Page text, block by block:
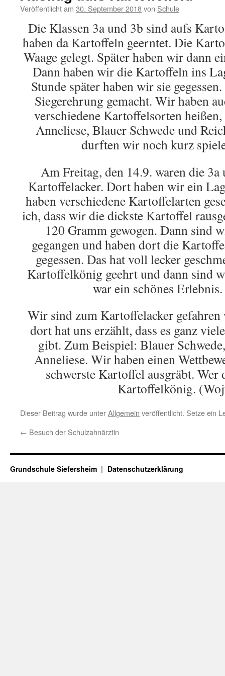
Veröffentlicht am 30. September 2018von Schule
Die Klassen 3a und 3b sind aufs
haben da Kartoffeln geerntet. Die
Waage gelegt. Später haben wir dann
Dann haben wir die Kartoffeln ins
Stunde später haben wir sie
Siegerehrung gemacht. Wir haben
verschiedene Kartoffelsorten
Anneliese, Blauer Schwede und
durften wir noch kurz
Am Freitag, den 14.9. waren die
Kartoffelacker. Dort haben wir ein
haben verschiedene Kartoffelarten
ich, dass wir die dickste Kartoffel
120 Gramm gewogen. Dann sind
gegangen und haben dort die
gegessen. Das hat voll lecker
Kartoffelkönig geehrt und dann sind
war ein schönes
Wir sind zum Kartoffelacker gefahren
dort hat uns erzählt, dass es ganz
gibt. Zum Beispiel: Blauer
Anneliese. Wir haben einen
schwerste Kartoffel ausgräbt. Wer
Kartoffelkönig.
Dieser Beitrag wurde unterAllgemein veröffentlicht. Setze ein
← Besuch der Schulzahnärztin
Grundschule Siefersheim Datenschutzerklärung